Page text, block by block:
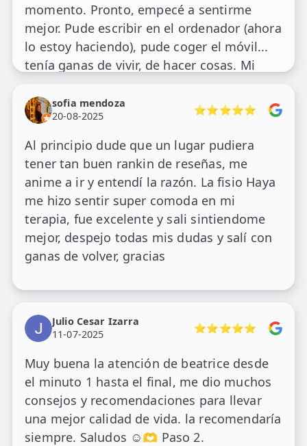
momento. Pronto, empecé a sentirme
mejor. Pude escribir en el ordenador (ahora
lo estoy haciendo), pude coger el móvil...
tenía ganas de vivir, de hacer cosas. Mi
empecé con la terapia para regular el
nervio vago. Yo ni siquiera la conocía, pero
Gabriela es especialista. Gracias a esta
profesional, cercana y atenta, ahora soy
otra persona. Le estaré eternamente
agradecida.
sofia mendoza
20-08-2025
⭐⭐⭐⭐⭐
Al principio dude que un lugar pudiera
tener tan buen rankin de reseñas, me
anime a ir y entendí la razón. La fisio Haya
me hizo sentir super comoda en mi
terapia, fue excelente y sali sintiendome
mejor, despejo todas mis dudas y salí con
ganas de volver, gracias
Julio Cesar Izarra
11-07-2025
⭐⭐⭐⭐⭐
Muy buena la atención de beatrice desde
el minuto 1 hasta el final, me dio muchos
consejos y recomendaciones para llevar
una mejor calidad de vida. la recomendaría
siempre. Saludos ☺️🫶 Paso 2.